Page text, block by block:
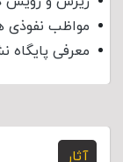
مواظب نفوذی‌
معرفی پایگاه
آثار